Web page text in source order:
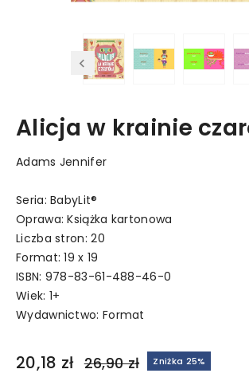
Alicja w krainie
Adams Jennifer
Seria: BabyLit®
Oprawa: Książka kartonowa
Liczba stron: 20
Format: 19 x 19
ISBN: 978-83-61-488-46-0
Wiek: 1+
Wydawnictwo: Format
20,18 zł 26,90 zł Zniżka 25%